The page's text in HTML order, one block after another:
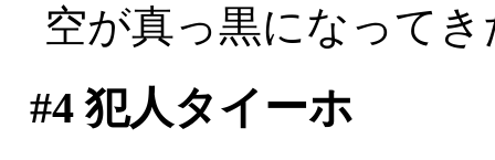
空が真っ黒になって
#4犯人タイーホ